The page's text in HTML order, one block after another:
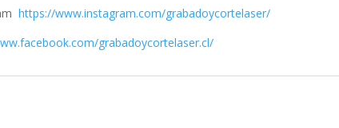
https://www.instagram.com/grabadoycortelaser/
grabadoycortelaser.cl/